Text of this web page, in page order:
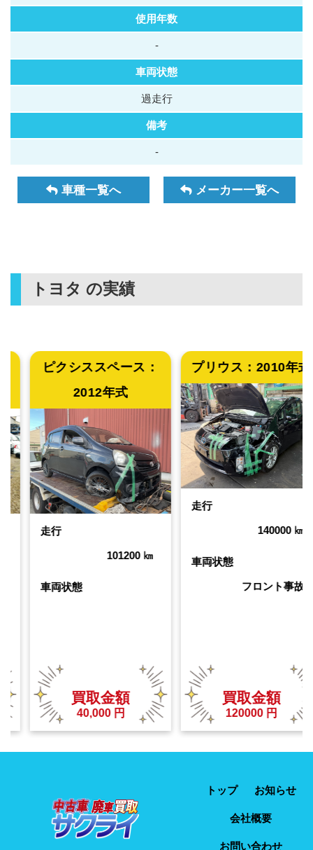
使用年数
-
車両状態
過走行
備考
-
車種一覧へ メーカー一覧へ
トヨタ の実績
ペース：
金額
プリウス： 2010年式
走行
車両状態
買取金額
120000
アリオン
トップ お知らせ
会社概要
お問い合わせ